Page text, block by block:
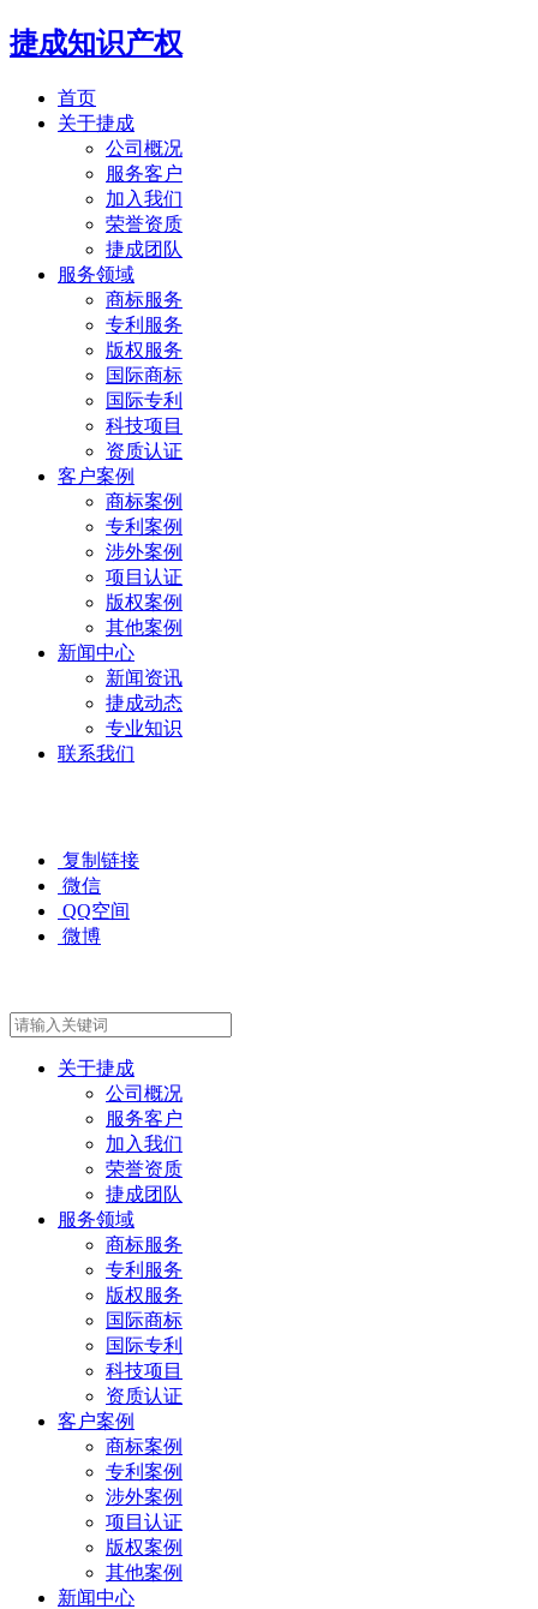
捷成知识产权
首页
关于捷成
公司概况
服务客户
加入我们
荣誉资质
捷成团队
服务领域
商标服务
专利服务
版权服务
国际商标
国际专利
科技项目
资质认证
客户案例
商标案例
专利案例
涉外案例
项目认证
版权案例
其他案例
新闻中心
新闻资讯
捷成动态
专业知识
联系我们
复制链接
微信
QQ空间
微博
关于捷成
公司概况
服务客户
加入我们
荣誉资质
捷成团队
服务领域
商标服务
专利服务
版权服务
国际商标
国际专利
科技项目
资质认证
客户案例
商标案例
专利案例
涉外案例
项目认证
版权案例
其他案例
新闻中心